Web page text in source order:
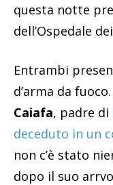
questa notte
dell’Ospedale
Entrambi
d’arma da
Caiafa, padre di
deceduto in un
non c’è stato
dopo il suo